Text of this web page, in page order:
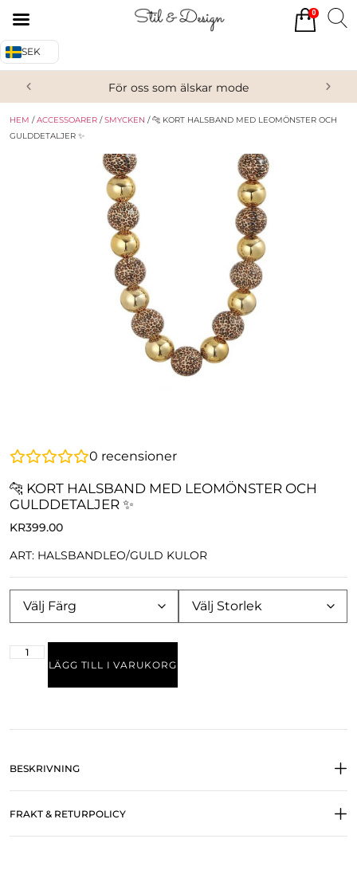
SEK
För oss som älskar mode
HEM /ACCESSOARER /SMYCKEN / 🐆 KORT HALSBAND MED LEOMÖNSTER OCH
GULDDETALJER ✨
0 recensioner
🐆 KORT HALSBAND MED LEOMÖNSTER OCH
GULDDETALJER ✨
KR399.00
ART: HALSBANDLEO/GULD KULOR
LÄGG TILL I VARUKORG
BESKRIVNING
FRAKT & RETURPOLICY
0
Alla produkter
Underdelar
Accessoarer
Skor/Stövlar
Om oss
Kontakta oss